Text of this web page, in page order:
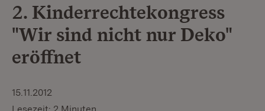
2. Kinderrechtekongress
"Wir sind nicht nur Deko"
eröffnet
15.11.2012